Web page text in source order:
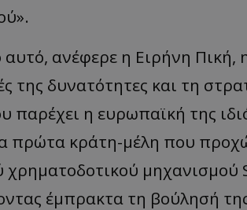
αυτό, ανέφερε η Ειρήνη
της δυνατότητες και τη
παρέχει η ευρωπαϊκή της
πρώτα κράτη-μέλη που
μηχανισμού
έμπρακτα τη βούλησή